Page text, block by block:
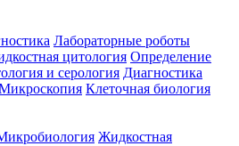
Лабораторные роботы
цитология Определение
и серология Диагностика
Клеточная биология
Жидкостная